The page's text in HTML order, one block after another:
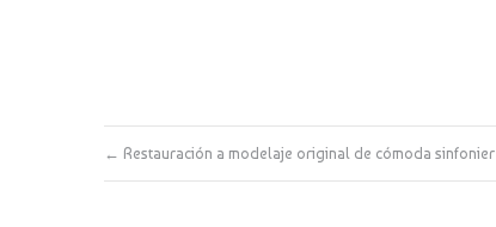
← Restauración a modelaje original de cómoda sinfonier